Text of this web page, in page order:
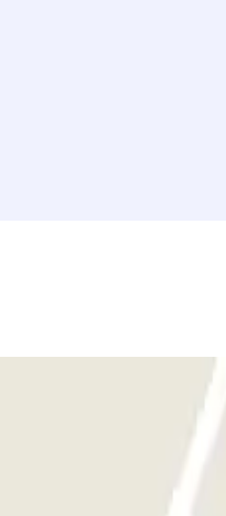
en de parkeerkaart.